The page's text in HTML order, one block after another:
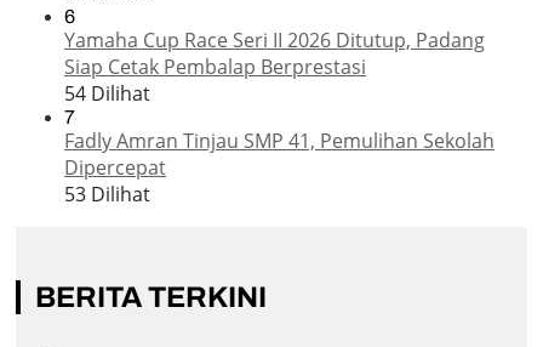
6
Yamaha Cup Race Seri II 2026 Ditutup, Padang
Siap Cetak Pembalap Berprestasi
54 Dilihat
7
Fadly Amran Tinjau SMP 41, Pemulihan Sekolah
Dipercepat
53 Dilihat
BERITA TERKINI